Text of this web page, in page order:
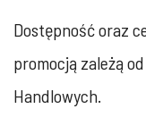
Dostępność oraz
promocją zależą
Handlowych.